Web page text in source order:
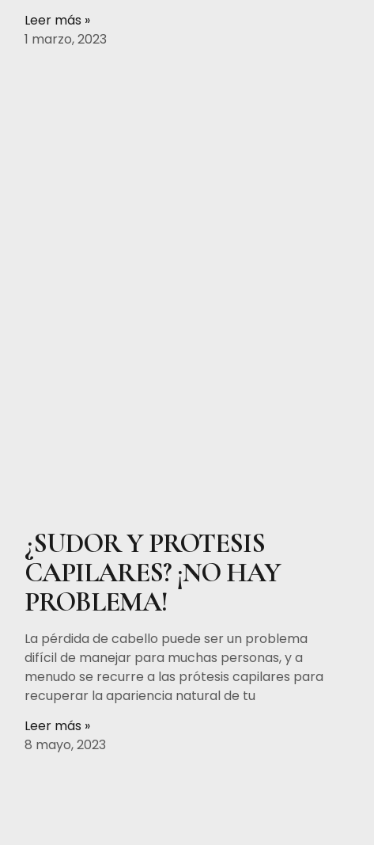
Leer más »
1 marzo, 2023
¿SUDOR Y PROTESIS
CAPILARES? ¡NO HAY
PROBLEMA!
La pérdida de cabello puede ser un problema
difícil de manejar para muchas personas, y a
menudo se recurre a las prótesis capilares para
recuperar la apariencia natural de tu
Leer más »
8 mayo, 2023